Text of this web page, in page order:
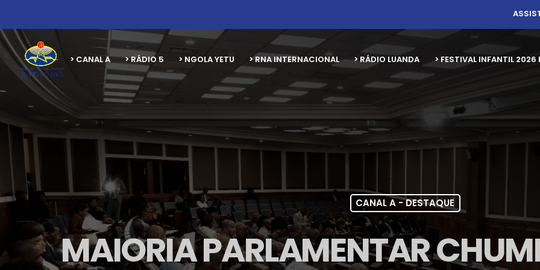
> CANAL A > RÁDIO 5 > NGOLA YETU > RNA INTERNACIONAL > RÁDIO LUANDA > FESTIVAL INFANTIL
CANAL A - DESTAQUE
MAIORIA PARLAMENTAR